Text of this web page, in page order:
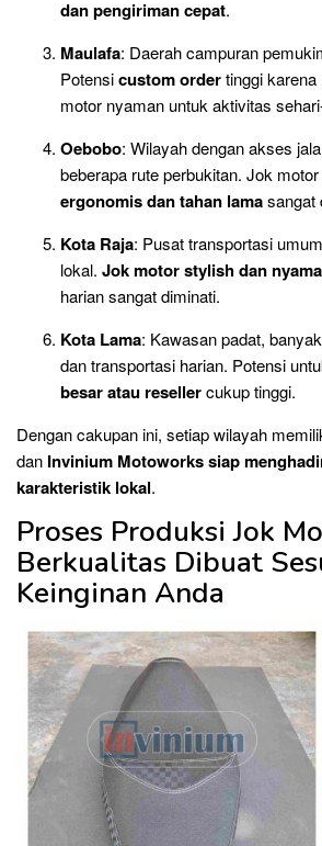
dan pengiriman cepat.
Maulafa: Daerah campuran
Potensicustom ordertinggi
motor nyaman untuk aktivitas
Oebobo: Wilayah dengan akses
beberapa rute perbukitan. Jok
ergonomis dan tahan lamasangat
Kota Raja: Pusat transportasi
lokal. Jok motor stylish dan
harian sangat diminati.
Kota Lama: Kawasan padat,
dan transportasi harian. Potensi
besar atau resellercukup tinggi.
Dengan cakupan ini, setiap wilayah
dan Invinium Motoworks siap
karakteristik lokal.
Proses Produksi Jok
Berkualitas Dibuat
Keinginan Anda